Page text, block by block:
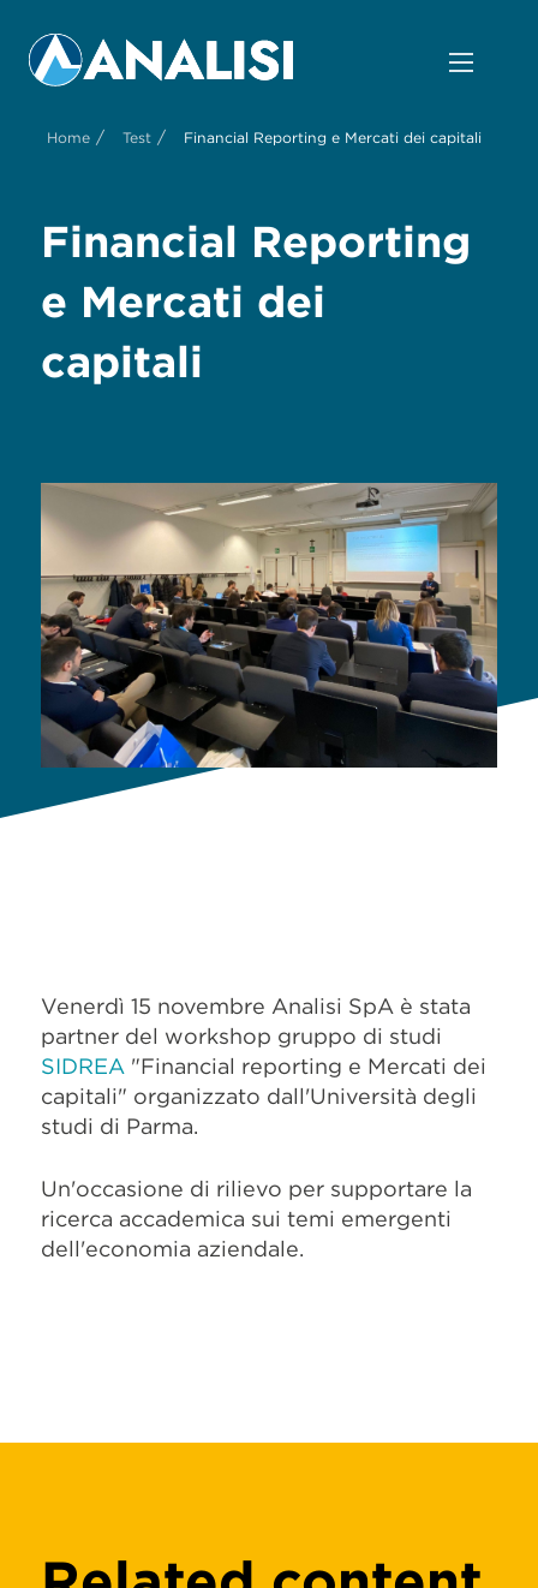
Home / Test / Financial Reporting e Mercati dei capitali
Financial Reporting
e Mercati dei
capitali
Venerdì 15 novembre Analisi SpA è stata
partner del workshop gruppo di studi
SIDREA "Financial reporting e Mercati dei
capitali" organizzato dall'Università degli
studi di Parma.
Un'occasione di rilievo per supportare la
ricerca accademica sui temi emergenti
dell'economia aziendale.